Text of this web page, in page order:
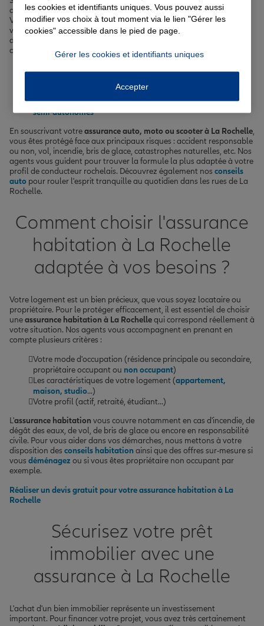
colombages du centre-ville historique ou pour se balader le long du
Vieux Port, nécessite bien souvent un véhicule. Que vous rouliez en
voiture, à moto ou en scooter, nous vous proposons des formules
d'
complémentaires pour une protection renforcée :
L'assurance au kilomètre, idéale si vous parcourez peu de
solutions dédiées si vous êtes malussé ou résilié
Des garanties spécifiques pour lesvéhicules électriquesou
semi-autonomes
En souscrivant votreassurance auto, moto ou scooter à La Rochelle,
vous êtes protégé face aux principaux risques : accident responsable
ou non, vol, incendie, bris de glace, catastrophes naturelles, etc. Nos
agents vous guident pour trouver la formule la plus adaptée à votre
profil de conducteur rochelais. Découvrez également nos conseils
auto pour rouler l'esprit tranquille au quotidien dans les rues de La
Rochelle.
Comment choisir l'assurance
habitation à La Rochelle
adaptée à vos besoins ?
Votre logement est un bien précieux, que vous soyez locataire ou
propriétaire. Pour le protéger efficacement, il est essentiel de choisir
uneassurance habitation à La Rochellequi correspond réellement à
votre situation. Nos agents vous accompagnent en prenant en
compte plusieurs critères :
Votre mode d'occupation (résidence principale ou secondaire,
propriétaire occupant ou non occupant)
Les caractéristiques de votre logement (appartement,
maison, studio...)
Votre profil (actif, retraité, étudiant...)
L'assurance habitation vous couvre notamment en cas d'incendie, de
dégât des eaux, de vol, de bris de glace ou encore en responsabilité
civile. Pour vous aider dans vos démarches, nous mettons à votre
disposition des conseils habitation ainsi que des offres sur-mesure si
vous déménagez ou si vous êtes propriétaire non occupant par
exemple.
Réaliser un devis gratuit pour votre assurance habitation à La
Rochelle
Sécurisez votre prêt
immobilier avec une
assurance à La Rochelle
L'achat d'un bien immobilier représente un investissement
important. Pour financer votre projet, vous avez très certainement
les cookies et identifiants uniques. Vous pouvez aussi
modifier vos choix à tout moment via le lien "Gérer les
cookies" accessible dans le pied de page.
Gérer les cookies et identifiants uniques
Accepter